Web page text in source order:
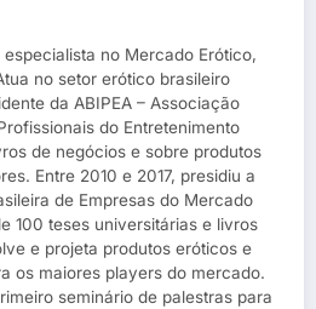
no Mercado Erótico,
no setor erótico brasileiro
da ABIPEA – Associação
do Entretenimento
de negócios e sobre produtos
Entre 2010 e 2017, presidiu a
de Empresas do Mercado
100 teses universitárias e livros
e projeta produtos eróticos e
os maiores players do mercado.
seminário de palestras para